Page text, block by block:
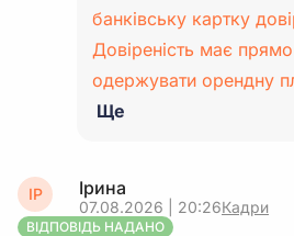
банківську картку
Довіреність має
одержувати орендну
Ще
ІР Ірина
07.08.2026 | 20:26Кадри
ВІДПОВІДЬ НАДАНО